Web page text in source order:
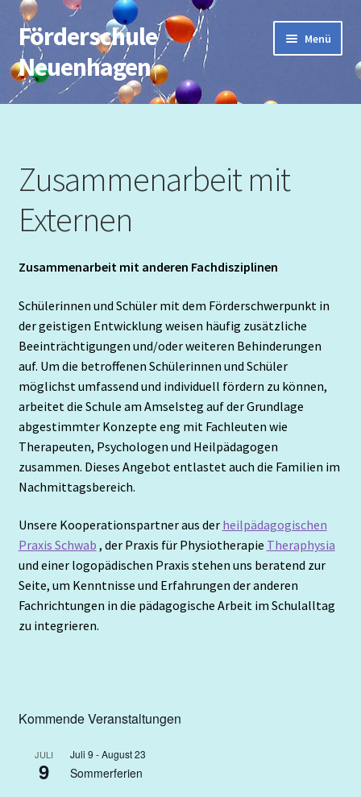
Zur
Navigation
springen
Zum
Inhalt
springen
Förderschule
Neuenhagen
Menü
Start
AG`s
Beitrittserklärung
Berufsfeldbezogener Unterricht
Deutsch
Feste
Förderverein
Formulare
Für Eltern
Infobox
Kontakt
Zusammenarbeit mit
Externen
Zusammenarbeit mit anderen Fachdisziplinen
Schülerinnen und Schüler mit dem Förderschwerpunkt in
der geistigen Entwicklung weisen häufig zusätzliche
Beeinträchtigungen und/oder weiteren Behinderungen
auf. Um die betroffenen Schülerinnen und Schüler
möglichst umfassend und individuell fördern zu können,
arbeitet die Schule am Amselsteg auf der Grundlage
abgestimmter Konzepte eng mit Fachleuten wie
Therapeuten, Psychologen und Heilpädagogen
zusammen. Dieses Angebot entlastet auch die Familien im
Nachmittagsbereich.
Unsere Kooperationspartner aus der heilpädagogischen
Praxis Schwab , der Praxis für Physiotherapie Theraphysia
und einer logopädischen Praxis stehen uns beratend zur
Seite, um Kenntnisse und Erfahrungen der anderen
Fachrichtungen in die pädagogische Arbeit im Schulalltag
zu integrieren.
Kommende Veranstaltungen
JULI
9
Juli 9 -August 23
Sommerferien